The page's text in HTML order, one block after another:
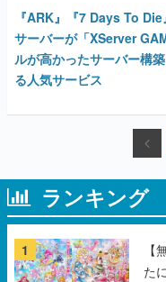
『ARK』『7 Days To
サーバーが「XServer
ルが高かったサーバー構
る人気サービス
ランキング
1
【
た